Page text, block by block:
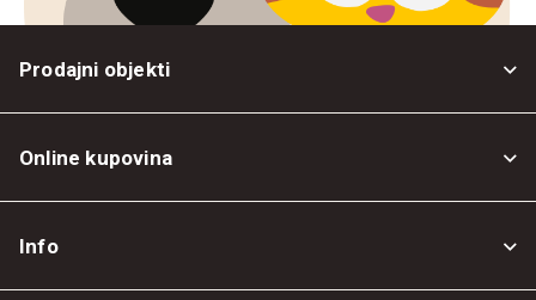
Prodajni objekti
Online kupovina
Info